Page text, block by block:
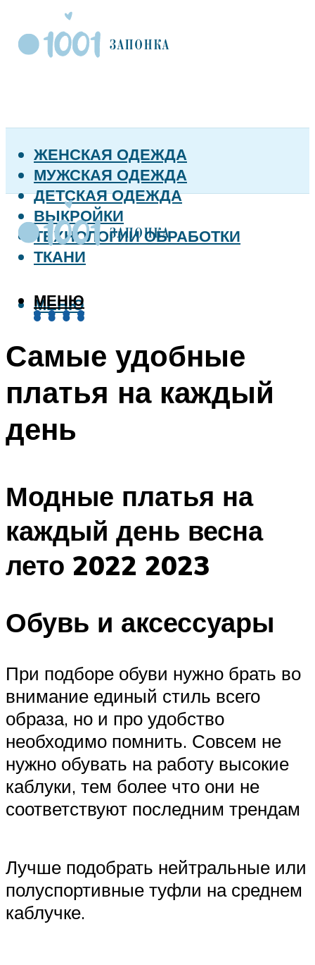
ЖЕНСКАЯ ОДЕЖДА
МУЖСКАЯ ОДЕЖДА
ДЕТСКАЯ ОДЕЖДА
ВЫКРОЙКИ
ТЕХНОЛОГИИ ОБРАБОТКИ
ТКАНИ
МЕНЮ
МЕНЮ
Самые удобные
платья на каждый
день
Модные платья на
каждый день весна
лето 2022 2023
Обувь и аксессуары
При подборе обуви нужно брать во
внимание единый стиль всего
образа, но и про удобство
необходимо помнить. Совсем не
нужно обувать на работу высокие
каблуки, тем более что они не
соответствуют последним трендам
Лучше подобрать нейтральные или
полуспортивные туфли на среднем
каблучке.